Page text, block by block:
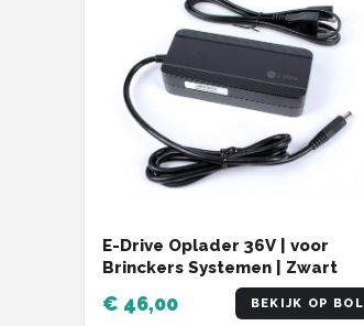
E-Drive Oplader 36V | voor
Brinckers Systemen | Zwart
€ 46,00 BEKIJK OP BOL